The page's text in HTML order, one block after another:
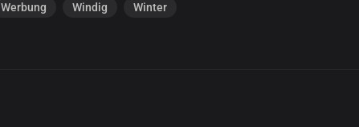
Werbung Windig Winter